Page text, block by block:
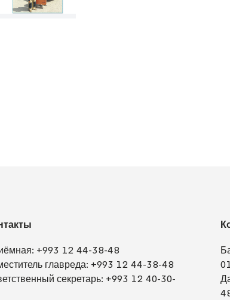
+993 12 44-38-48
главреда: +993 12 44-38-48
секретарь: +993 12 40-30-